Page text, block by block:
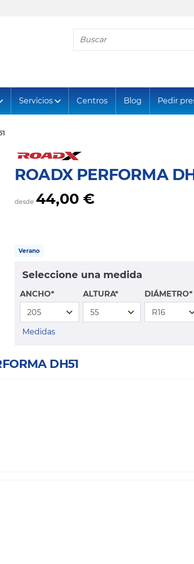
Busca tu neumático
Servicios Centros Blog Pedir
ROADX PERFORMA
desde 44,00 €
Verano
Seleccione una medida
ANCHO* ALTURA*
DIÁMETRO*
Medidas
DH51